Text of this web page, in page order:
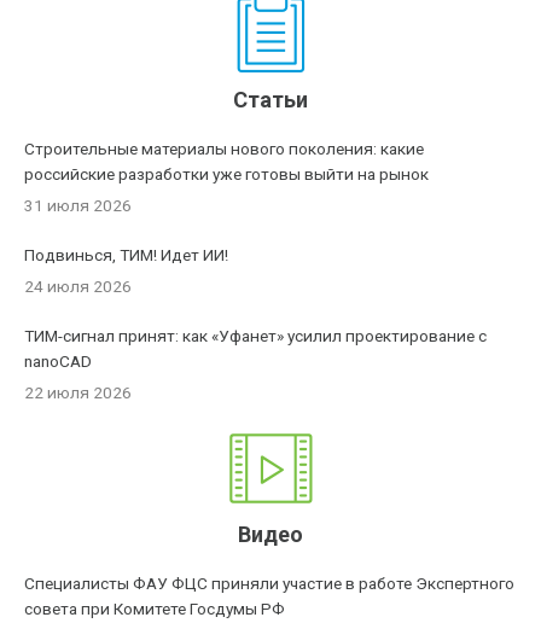
Статьи
Строительные материалы нового поколения: какие
российские разработки уже готовы выйти на рынок
31 июля 2026
Подвинься, ТИМ! Идет ИИ!
24 июля 2026
ТИМ-сигнал принят: как «Уфанет» усилил проектирование с
nanoCAD
22 июля 2026
Видео
Специалисты ФАУ ФЦС приняли участие в работе Экспертного
совета при Комитете Госдумы РФ